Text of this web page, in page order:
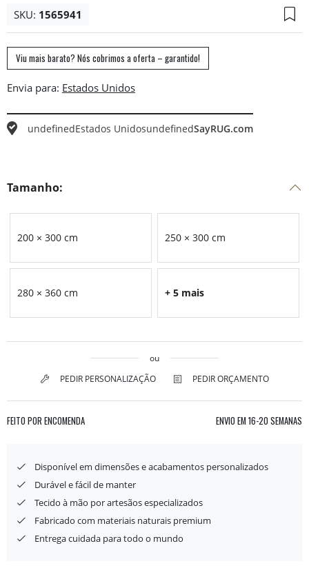
SKU: 1565941
Viu mais barato? Nós cobrimos a oferta – garantido!
Envia para:
undefinedEstados UnidosundefinedSayRUG.com
Tamanho:
200 × 300 cm 250 × 300 cm
280 × 360 cm + 5 mais
ou
PEDIR PERSONALIZAÇÃO
PEDIR ORÇAMENTO
FEITO POR ENCOMENDA ENVIO EM 16-20 SEMANAS
Disponível em dimensões e acabamentos personalizados
Durável e fácil de manter
Tecido à mão por artesãos especializados
Fabricado com materiais naturais premium
Entrega cuidada para todo o mundo